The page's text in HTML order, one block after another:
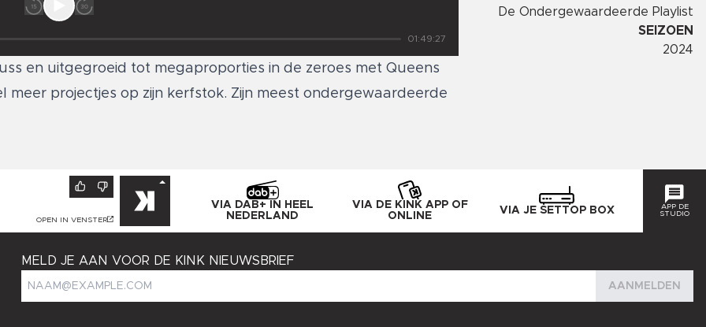
01:49:27
en uitgegroeid tot megaproporties in de zeroes met Queens
meer projectjes op zijn kerfstok. Zijn meest ondergewaardeerde
De Ondergewaardeerde Playlist
SEIZOEN
2024
OPEN IN VENSTER
VIA DAB+ IN HEEL
NEDERLAND
VIA DE KINK APP OF
ONLINE
VIA JE SETTOP BOX
APP DE
STUDIO
MELD JE AAN VOOR DE KINK NIEUWSBRIEF
AANMELDEN